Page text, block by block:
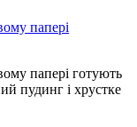
папері
папері готують
пудинг і хрустке